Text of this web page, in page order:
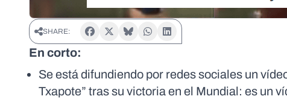
SHARE:
En corto:
Se está difundiendo por redes sociales un
Txapote” tras su victoria en el Mundial: es un